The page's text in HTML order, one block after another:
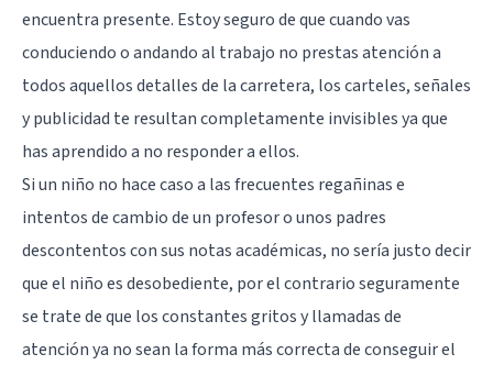
encuentra presente. Estoy seguro de que cuando vas
conduciendo o andando al trabajo no prestas atención a
todos aquellos detalles de la carretera, los carteles, señales
y publicidad te resultan completamente invisibles ya que
has aprendido a no responder a ellos.
Si un niño no hace caso a las frecuentes regañinas e
intentos de cambio de un profesor o unos padres
descontentos con sus notas académicas, no sería justo decir
que el niño es desobediente, por el contrario seguramente
se trate de que los constantes gritos y llamadas de
atención ya no sean la forma más correcta de conseguir el